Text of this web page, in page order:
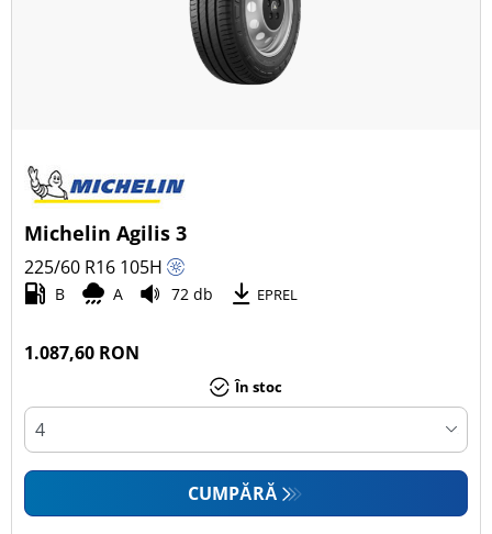
Michelin Agilis 3
225/60 R16 105H
B A 72 db EPREL
1.087,60 RON
În stoc
CUMPĂRĂ